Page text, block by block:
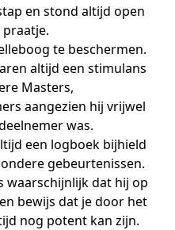
en stond altijd open
te beschermen.
altijd een stimulans
Masters,
aangezien hij vrijwel
was.
een logboek bijhield
gebeurtenissen.
waarschijnlijk dat hij op
bewijs dat je door het
nog potent kan zijn.